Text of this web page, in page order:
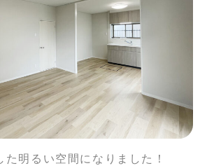
明るい空間になりました！